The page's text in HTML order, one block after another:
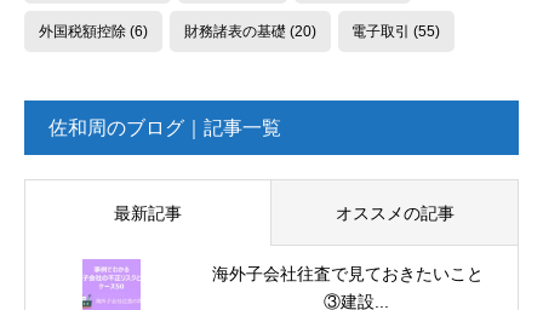
外国税額控除(6) 財務諸表の基礎 (20) 電子取引 (55)
佐和周のブログ｜記事一覧
最新記事 オススメの記事
海外子会社往査で見ておきたいこと
③建設...